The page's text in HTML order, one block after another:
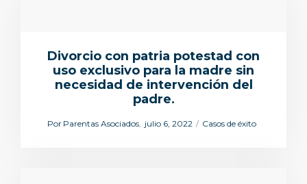
Divorcio con patria potestad con
uso exclusivo para la madre sin
necesidad de intervención del
padre.
Por Parentas Asociados julio 6, 2022 Casos de éxito